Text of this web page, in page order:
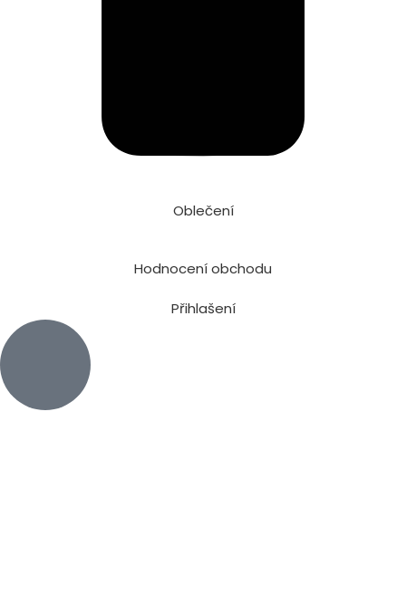
Oblečení
Hodnocení obchodu
Přihlašení